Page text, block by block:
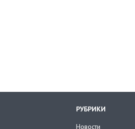
РУБРИКИ
Новости